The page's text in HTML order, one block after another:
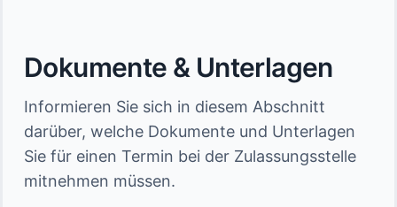
Dokumente & Unterlagen
Informieren Sie sich in diesem Abschnitt
darüber, welche Dokumente und Unterlagen
Sie für einen Termin bei der Zulassungsstelle
mitnehmen müssen.